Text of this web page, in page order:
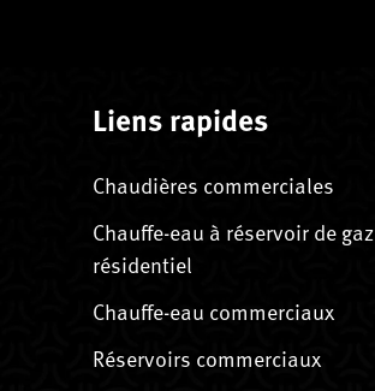
Liens rapides
Chaudières commerciales
Chauffe-eau à réservoir de gaz
résidentiel
Chauffe-eau commerciaux
Réservoirs commerciaux